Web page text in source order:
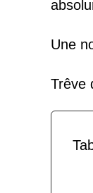
Une
Trêve